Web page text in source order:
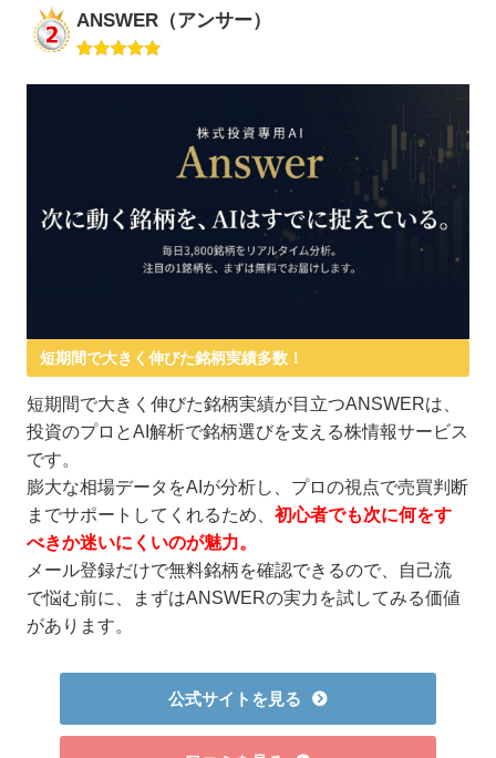
ANSWER（アンサー）
短期間で大きく伸びた銘柄実績多数！
短期間で大きく伸びた銘柄実績が目立つANSWERは、
投資のプロとAI解析で銘柄選びを支える株情報サービス
です。
膨大な相場データをAIが分析し、プロの視点で売買判断
までサポートしてくれるため、初心者でも次に何をす
べきか迷いにくいのが魅力。
メール登録だけで無料銘柄を確認できるので、自己流
で悩む前に、まずはANSWERの実力を試してみる価値
があります。
公式サイトを見る